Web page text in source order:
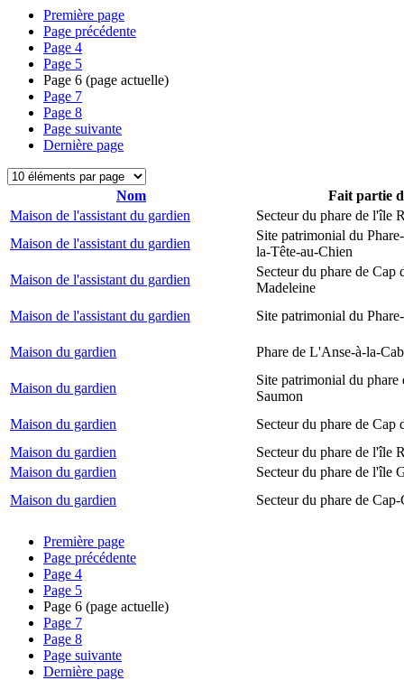
Première page
Page précédente
Page 4
Page 5
Page 6 (page actuelle)
Page 7
Page 8
Page suivante
Dernière page
Nom
Fait partie
Maison de l'assistant du gardien
Secteur du phare de l'île
Maison de l'assistant du gardien
Site patrimonial du
la-Tête-au-Chien
Maison de l'assistant du gardien
Secteur du phare de Cap
Madeleine
Maison de l'assistant du gardien
Site patrimonial du
Maison du gardien Phare de L'Anse-à-la-
Maison du gardien
Site patrimonial du phare
Saumon
Maison du gardien
Secteur du phare de Cap
Maison du gardien
Secteur du phare de l'île
Maison du gardien
Secteur du phare de l'île
Maison du gardien
Secteur du phare de Cap-
Première page
Page précédente
Page 4
Page 5
Page 6 (page actuelle)
Page 7
Page 8
Page suivante
Dernière page